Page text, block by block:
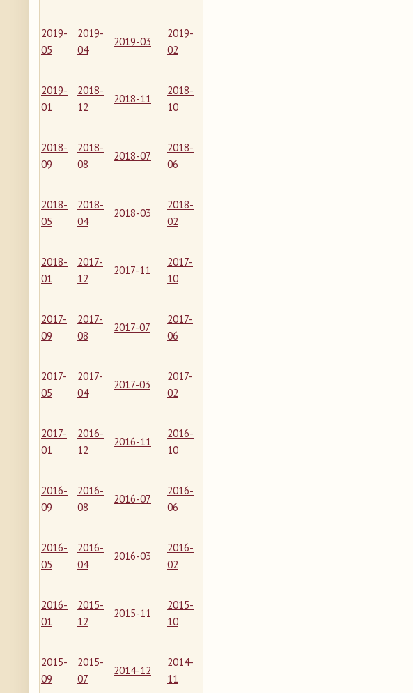
2019-
05
2019-
04
2019-03
2019-
02
2019-
01
2018-
12
2018-11
2018-
10
2018-
09
2018-
08
2018-07
2018-
06
2018-
05
2018-
04
2018-03
2018-
02
2018-
01
2017-
12
2017-11
2017-
10
2017-
09
2017-
08
2017-07
2017-
06
2017-
05
2017-
04
2017-03
2017-
02
2017-
01
2016-
12
2016-11
2016-
10
2016-
09
2016-
08
2016-07
2016-
06
2016-
05
2016-
04
2016-03
2016-
02
2016-
01
2015-
12
2015-11
2015-
10
2015-
09
2015-
07
2014-12
2014-
11